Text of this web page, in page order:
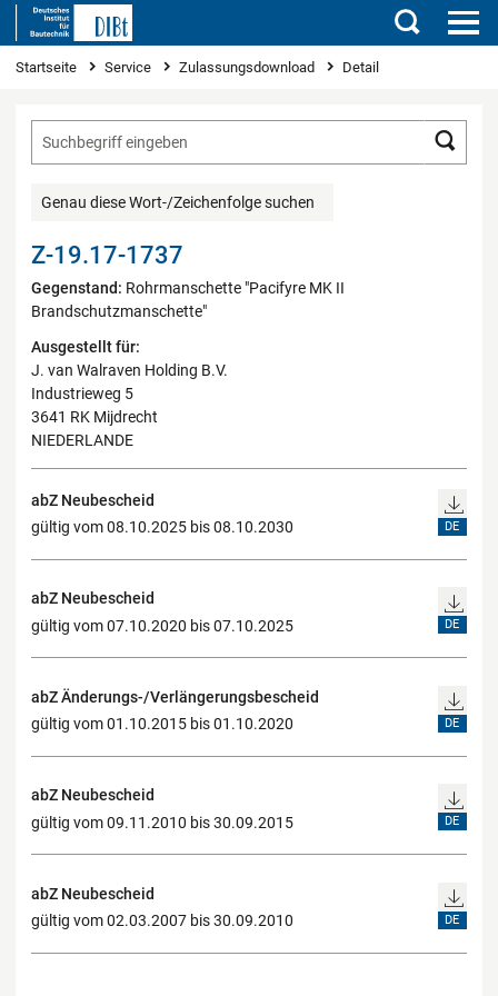
Suchen
Sie sind hier
Startseite Service Zulassungsdownload Detail
Genau diese Wort-/Zeichenfolge suchen
Z-19.17-1737
Gegenstand: Rohrmanschette "Pacifyre MK II
Brandschutzmanschette"
Ausgestellt für:
J. van Walraven Holding B.V.
Industrieweg 5
3641 RK Mijdrecht
NIEDERLANDE
abZ Neubescheid
gültig vom 08.10.2025 bis 08.10.2030
DE
abZ Neubescheid
gültig vom 07.10.2020 bis 07.10.2025
DE
abZ Änderungs-/Verlängerungsbescheid
gültig vom 01.10.2015 bis 01.10.2020
DE
abZ Neubescheid
gültig vom 09.11.2010 bis 30.09.2015
DE
abZ Neubescheid
gültig vom 02.03.2007 bis 30.09.2010
DE